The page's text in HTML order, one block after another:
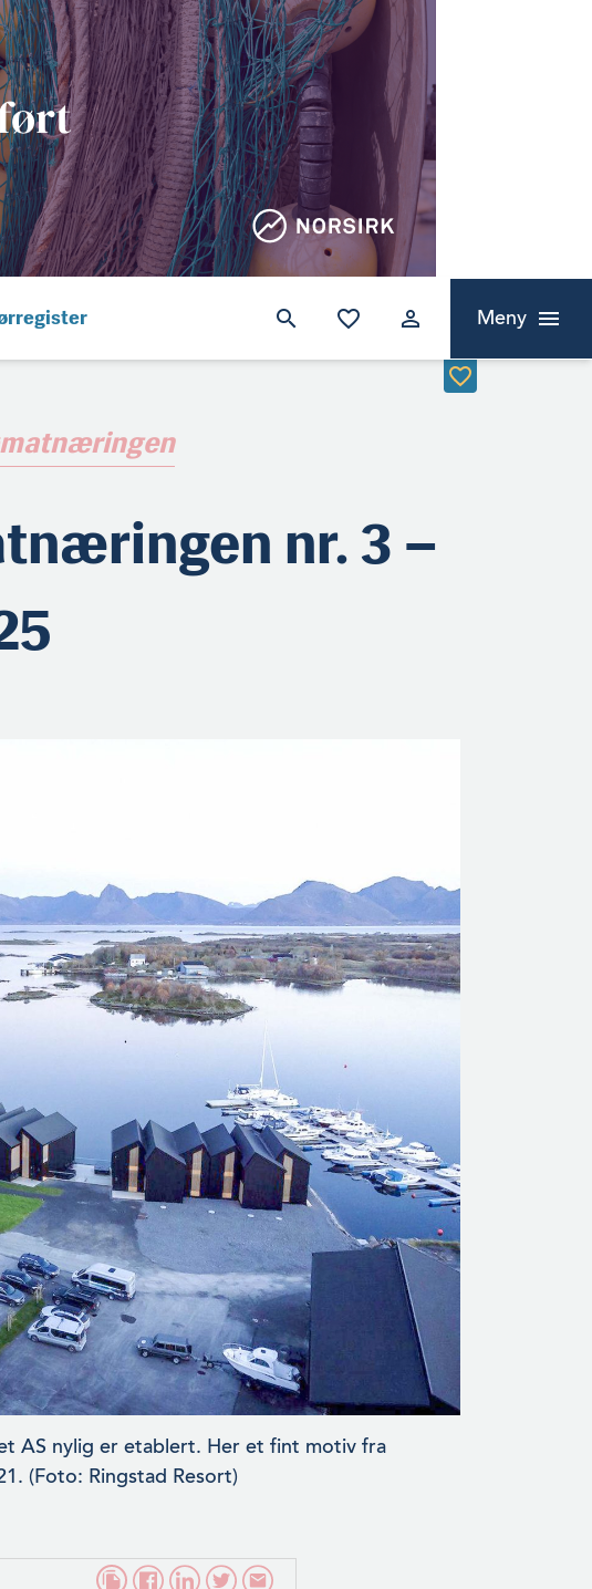
Meny
nr. 3 –
AS nylig er etablert. Her et fint motiv fra
(Foto: Ringstad Resort)